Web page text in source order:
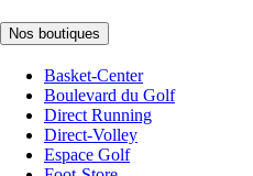
Nos boutiques
Basket-Center
Boulevard du Golf
Direct Running
Direct-Volley
Espace Golf